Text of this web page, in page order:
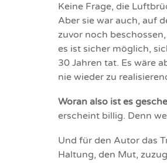
Keine Frage, die
Aber sie war auch, auf
zuvor noch
es ist sicher möglich,
30 Jahren tat. Es wäre
nie wieder zu
Woran also ist es
erscheint billig. Denn
Und für den Autor das
Haltung, den Mut,